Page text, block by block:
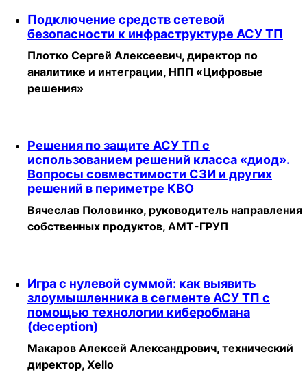
Подключение средств сетевой
безопасности к инфраструктуре АСУ ТП
Плотко Сергей Алексеевич, директор по
аналитике и интеграции, НПП «Цифровые
решения»
Решения по защите АСУ ТП с
использованием решений класса «диод».
Вопросы совместимости СЗИ и других
решений в периметре КВО
Вячеслав Половинко, руководитель направления
собственных продуктов, АМТ-ГРУП
Игра с нулевой суммой: как выявить
злоумышленника в сегменте АСУ ТП с
помощью технологии киберобмана
(deception)
Макаров Алексей Александрович, технический
директор, Xello